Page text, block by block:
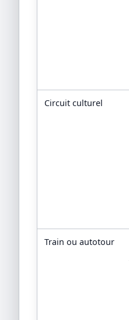
Circuit culturel
Train ou autotour